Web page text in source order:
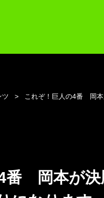
ツ これぞ！巨人の4番 岡本
番 岡本が決